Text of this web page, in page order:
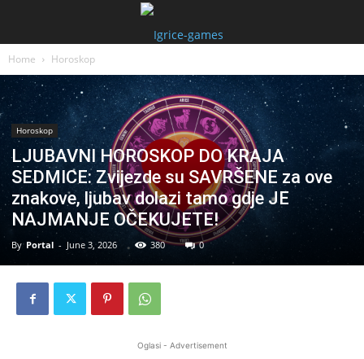
Home Horoskop
Horoskop
LJUBAVNI HOROSKOP DO KRAJA
SEDMICE: Zvijezde su SAVRŠENE za ove
znakove, ljubav dolazi tamo gdje JE
NAJMANJE OČEKUJETE!
By Portal - June 3, 2026 380 0
Oglasi - Advertisement